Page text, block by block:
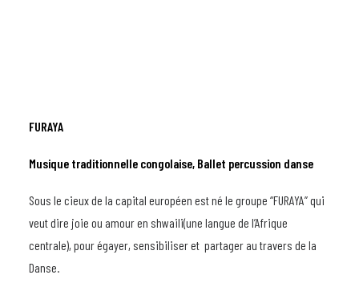
FURAYA
Musique traditionnelle congolaise, Ballet percussion danse
Sous le cieux de la capital européen est né le groupe “FURAYA” qui
veut dire joie ou amour en shwaili(une langue de l’Afrique
centrale), pour égayer, sensibiliser et partager au travers de la
Danse.